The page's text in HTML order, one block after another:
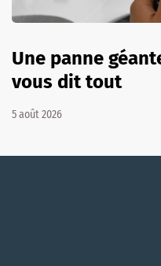
Une panne
vous dit tout
5 août 2026